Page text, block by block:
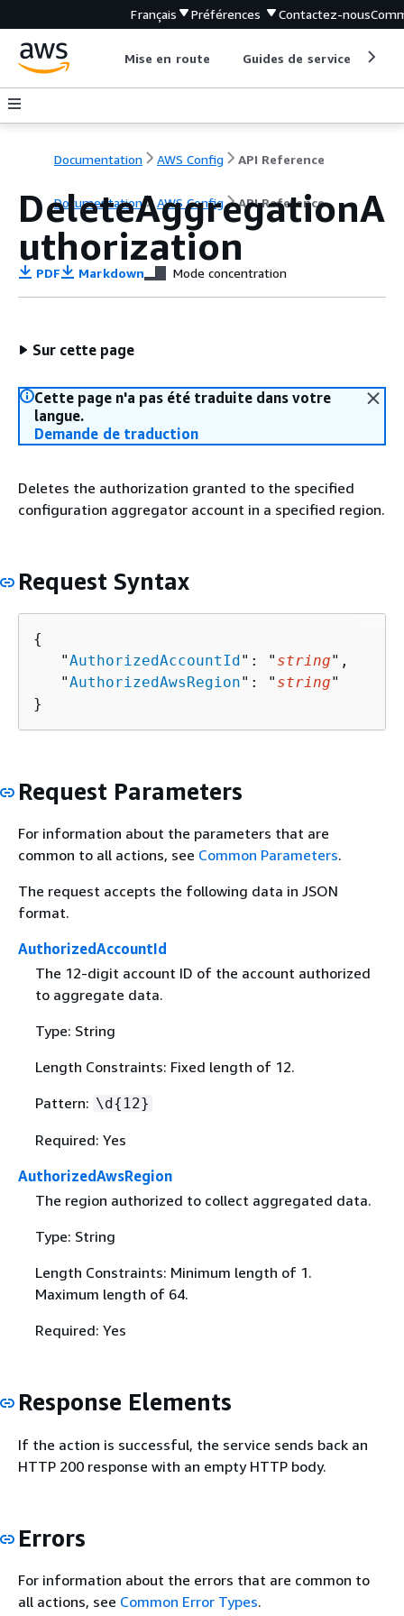
Français Préférences Contactez-nous
Mise en route Guides de service
Documentation AWS Config API Reference
Documentation AWS Config API Reference
DeleteAggregationA
uthorization
PDF Markdown Mode concentration
Sur cette page
Cette page n'a pas été traduite dans votre
langue.
Demande de traduction
Deletes the authorization granted to the specified
configuration aggregator account in a specified region.
Request Syntax
{
   "
AuthorizedAccountId": " string",
   "
AuthorizedAwsRegion": " string"
}
Request Parameters
For information about the parameters that are
common to all actions, see Common Parameters.
The request accepts the following data in JSON
format.
AuthorizedAccountId
The 12-digit account ID of the account authorized
to aggregate data.
Type: String
Length Constraints: Fixed length of 12.
Pattern: \d{ 12}
Required: Yes
AuthorizedAwsRegion
The region authorized to collect aggregated data.
Type: String
Length Constraints: Minimum length of 1.
Maximum length of 64.
Required: Yes
Response Elements
If the action is successful, the service sends back an
HTTP 200 response with an empty HTTP body.
Errors
For information about the errors that are common to
all actions, see Common Error Types.